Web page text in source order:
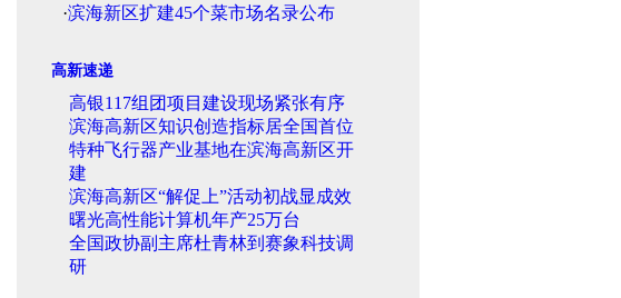
·滨海新区扩建45个菜市场名录公布
高新速递
高银117组团项目建设现场紧张有序
滨海高新区知识创造指标居全国首位
特种飞行器产业基地在滨海高新区开
建
滨海高新区“解促上”活动初战显成效
曙光高性能计算机年产25万台
全国政协副主席杜青林到赛象科技调
研